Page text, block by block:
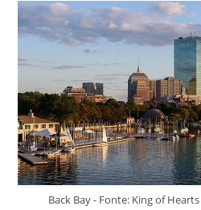
Back Bay - Fonte: King of